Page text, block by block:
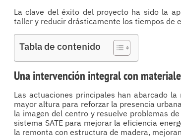
La clave del éxito del proyecto ha sido la
taller y reducir drásticamente los tiempos de
Tabla de contenido
Una intervención integral con
Las actuaciones principales han abarcado
mayor altura para reforzar la presencia
la imagen del centro y resuelve problemas
sistema SATE para mejorar la eficiencia
la remonta con estructura de madera,